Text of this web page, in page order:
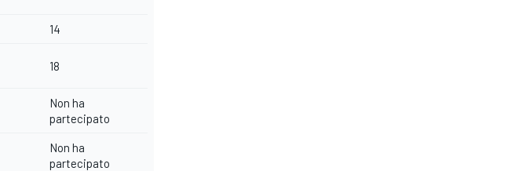
14
18
Non ha
partecipato
Non ha
partecipato